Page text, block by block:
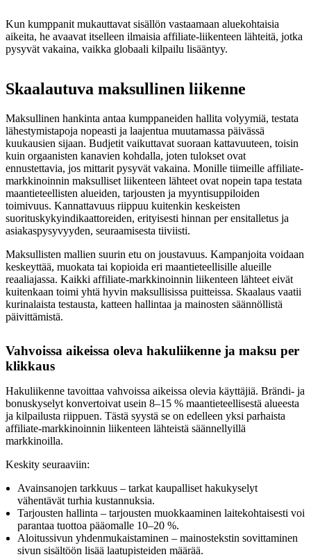
Kun kumppanit mukauttavat sisällön vastaamaan aluekohtaisia
aikeita, he avaavat itselleen ilmaisia affiliate-liikenteen lähteitä, jotka
pysyvät vakaina, vaikka globaali kilpailu lisääntyy.
Skaalautuva maksullinen liikenne
Maksullinen hankinta antaa kumppaneiden hallita volyymiä, testata
lähestymistapoja nopeasti ja laajentua muutamassa päivässä
kuukausien sijaan. Budjetit vaikuttavat suoraan kattavuuteen, toisin
kuin orgaanisten kanavien kohdalla, joten tulokset ovat
ennustettavia, jos mittarit pysyvät vakaina. Monille tiimeille affiliate-
markkinoinnin maksulliset liikenteen lähteet ovat nopein tapa testata
maantieteellisten alueiden, tarjousten ja myyntisuppiloiden
toimivuus. Kannattavuus riippuu kuitenkin keskeisten
suorituskykyindikaattoreiden, erityisesti hinnan per ensitalletus ja
asiakaspysyvyyden, seuraamisesta tiiviisti.
Maksullisten mallien suurin etu on joustavuus. Kampanjoita voidaan
keskeyttää, muokata tai kopioida eri maantieteellisille alueille
reaaliajassa. Kaikki affiliate-markkinoinnin liikenteen lähteet eivät
kuitenkaan toimi yhtä hyvin maksullisissa puitteissa. Skaalaus vaatii
kurinalaista testausta, katteen hallintaa ja mainosten säännöllistä
päivittämistä.
Vahvoissa aikeissa oleva hakuliikenne ja maksu per
klikkaus
Hakuliikenne tavoittaa vahvoissa aikeissa olevia käyttäjiä. Brändi- ja
bonuskyselyt konvertoivat usein 8–15 % maantieteellisestä alueesta
ja kilpailusta riippuen. Tästä syystä se on edelleen yksi parhaista
affiliate-markkinoinnin liikenteen lähteistä säännellyillä
markkinoilla.
Keskity seuraaviin:
Avainsanojen tarkkuus – tarkat kaupalliset hakukyselyt
vähentävät turhia kustannuksia.
Tarjousten hallinta – tarjousten muokkaaminen laitekohtaisesti voi
parantaa tuottoa pääomalle 10–20 %.
Aloitussivun yhdenmukaistaminen – mainostekstin sovittaminen
sivun sisältöön lisää laatupisteiden määrää.